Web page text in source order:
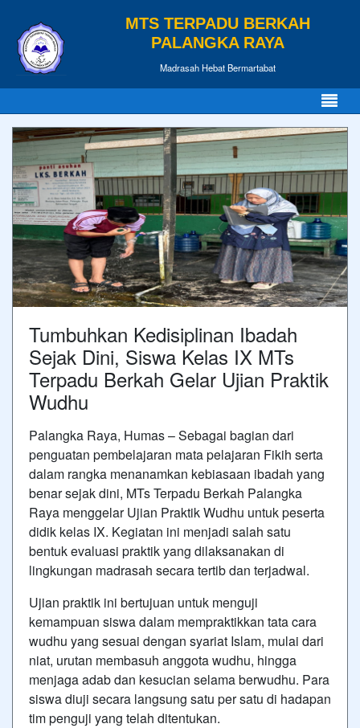
MTS TERPADU BERKAH
PALANGKA RAYA
Madrasah Hebat Bermartabat
Tumbuhkan Kedisiplinan Ibadah
Sejak Dini, Siswa Kelas IX MTs
Terpadu Berkah Gelar Ujian Praktik
Wudhu
Palangka Raya, Humas – Sebagai bagian dari
penguatan pembelajaran mata pelajaran Fikih serta
dalam rangka menanamkan kebiasaan ibadah yang
benar sejak dini, MTs Terpadu Berkah Palangka
Raya menggelar Ujian Praktik Wudhu untuk peserta
didik kelas IX. Kegiatan ini menjadi salah satu
bentuk evaluasi praktik yang dilaksanakan di
lingkungan madrasah secara tertib dan terjadwal.
Ujian praktik ini bertujuan untuk menguji
kemampuan siswa dalam mempraktikkan tata cara
wudhu yang sesuai dengan syariat Islam, mulai dari
niat, urutan membasuh anggota wudhu, hingga
menjaga adab dan kesucian selama berwudhu. Para
siswa diuji secara langsung satu per satu di hadapan
tim penguji yang telah ditentukan.